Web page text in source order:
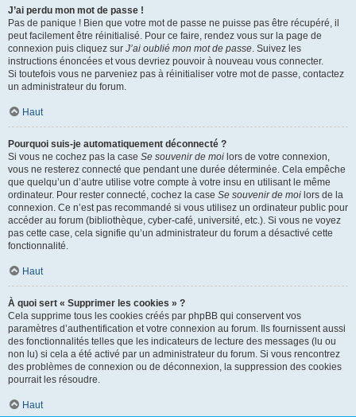
J’ai perdu mon mot de passe !
Pas de panique ! Bien que votre mot de passe ne puisse pas être récupéré, il
peut facilement être réinitialisé. Pour ce faire, rendez vous sur la page de
connexion puis cliquez sur J’ai oublié mon mot de passe. Suivez les
instructions énoncées et vous devriez pouvoir à nouveau vous connecter.
Si toutefois vous ne parveniez pas à réinitialiser votre mot de passe, contactez
un administrateur du forum.
Haut
Pourquoi suis-je automatiquement déconnecté ?
Si vous ne cochez pas la case Se souvenir de moi lors de votre connexion,
vous ne resterez connecté que pendant une durée déterminée. Cela empêche
que quelqu’un d’autre utilise votre compte à votre insu en utilisant le même
ordinateur. Pour rester connecté, cochez la case Se souvenir de moi lors de la
connexion. Ce n’est pas recommandé si vous utilisez un ordinateur public pour
accéder au forum (bibliothèque, cyber-café, université, etc.). Si vous ne voyez
pas cette case, cela signifie qu’un administrateur du forum a désactivé cette
fonctionnalité.
Haut
À quoi sert « Supprimer les cookies » ?
Cela supprime tous les cookies créés par phpBB qui conservent vos
paramètres d’authentification et votre connexion au forum. Ils fournissent aussi
des fonctionnalités telles que les indicateurs de lecture des messages (lu ou
non lu) si cela a été activé par un administrateur du forum. Si vous rencontrez
des problèmes de connexion ou de déconnexion, la suppression des cookies
pourrait les résoudre.
Haut